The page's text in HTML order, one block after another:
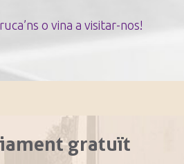
o vina a visitar-nos!
gratuït